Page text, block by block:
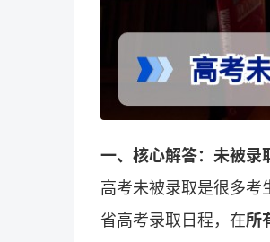
一、核心解答：未被录
高考未被录取是很多
省高考录取日程，在所